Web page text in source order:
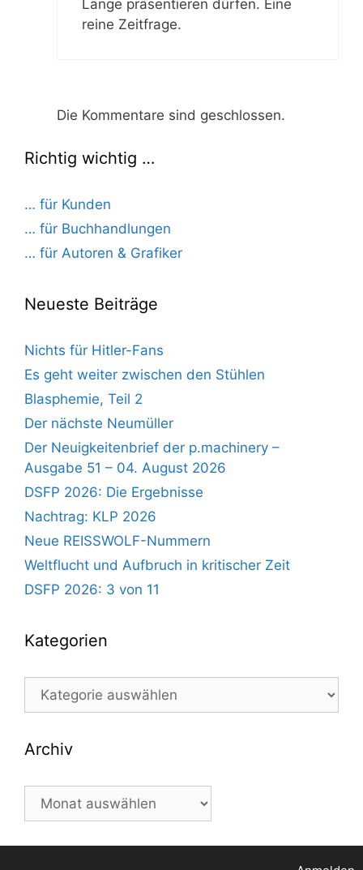
Länge präsentieren dürfen. Eine
reine Zeitfrage.
Die Kommentare sind geschlossen.
Richtig wichtig …
… für Kunden
… für Buchhandlungen
… für Autoren & Grafiker
Neueste Beiträge
Nichts für Hitler-Fans
Es geht weiter zwischen den Stühlen
Blasphemie, Teil 2
Der nächste Neumüller
Der Neuigkeitenbrief der p.machinery –
Ausgabe 51 – 04. August 2026
DSFP 2026: Die Ergebnisse
Nachtrag: KLP 2026
Neue REISSWOLF-Nummern
Weltflucht und Aufbruch in kritischer Zeit
DSFP 2026: 3 von 11
Kategorien
Kategorien
Archiv
Archiv